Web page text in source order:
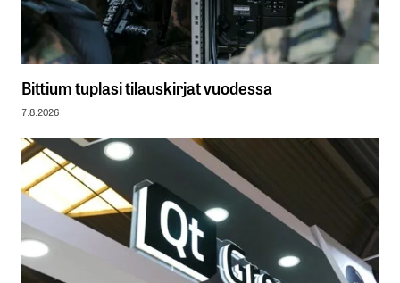
Bittium tuplasi tilauskirjat vuodessa
7.8.2026